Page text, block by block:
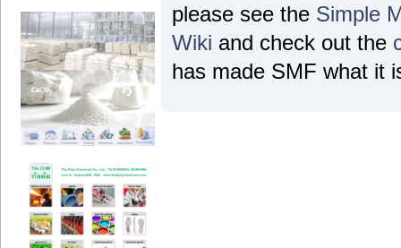
please see the Simple
Wiki and check out the
has made SMF what it